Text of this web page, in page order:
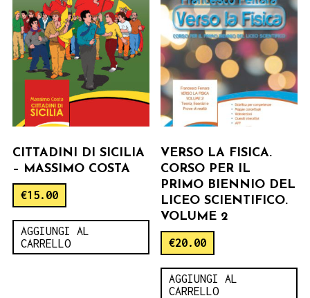
CITTADINI DI SICILIA
– MASSIMO COSTA
€15.00
AGGIUNGI AL
CARRELLO
VERSO LA FISICA.
CORSO PER IL
PRIMO BIENNIO DEL
LICEO SCIENTIFICO.
VOLUME 2
€20.00
AGGIUNGI AL
CARRELLO